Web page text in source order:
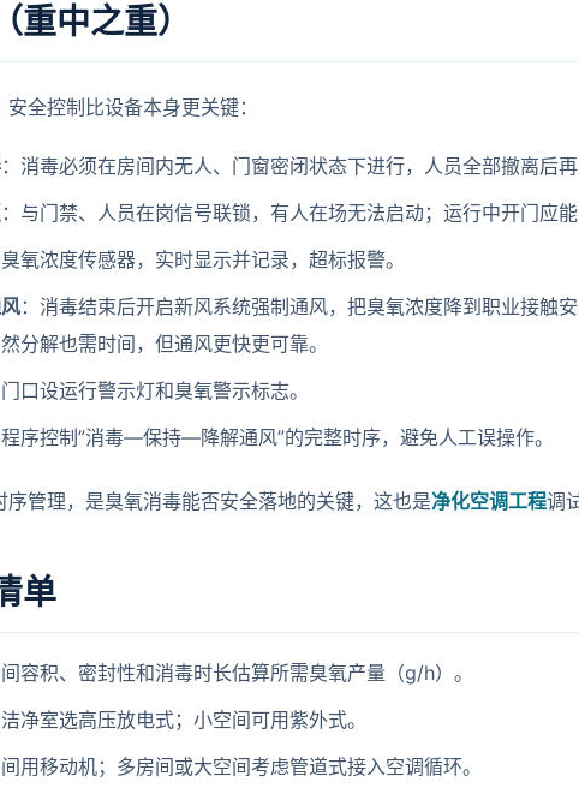
重中之重）
全控制比设备本身更关键：
：消毒必须在房间内无人、门窗密闭状态下进行，人员全部撤离后再
：与门禁、人员在岗信号联锁，有人在场无法启动；运行中开门应能
氧浓度传感器，实时显示并记录，超标报警。
：消毒结束后开启新风系统强制通风，把臭氧浓度降到职业接触
分解也需时间，但通风更快更可靠。
口设运行警示灯和臭氧警示标志。
序控制”消毒—保持—降解通风”的完整时序，避免人工误操作。
序管理，是臭氧消毒能否安全落地的关键，这也是净化空调工程调
单
容积、密封性和消毒时长估算所需臭氧产量（g/h）。
净室选高压放电式；小空间可用紫外式。
用移动机；多房间或大空间考虑管道式接入空调循环。